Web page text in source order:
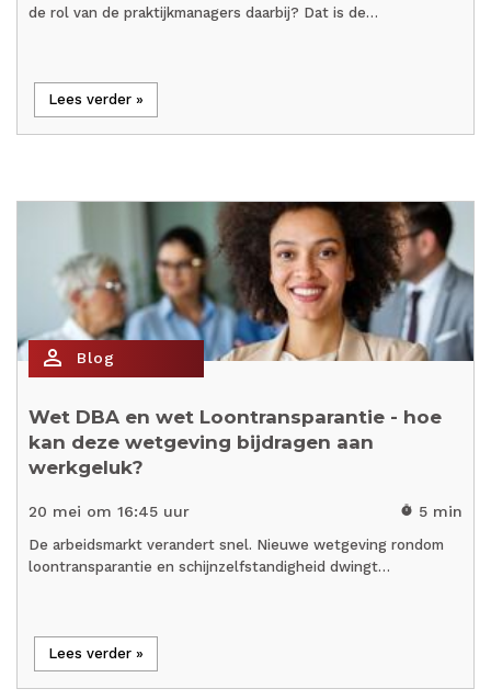
de rol van de praktijkmanagers daarbij? Dat is de…
Lees verder »
person_outline Blog
Wet DBA en wet Loontransparantie - hoe
kan deze wetgeving bijdragen aan
werkgeluk?
20 mei om 16:45 uur timer 5 min
De arbeidsmarkt verandert snel. Nieuwe wetgeving rondom
loontransparantie en schijnzelfstandigheid dwingt…
Lees verder »